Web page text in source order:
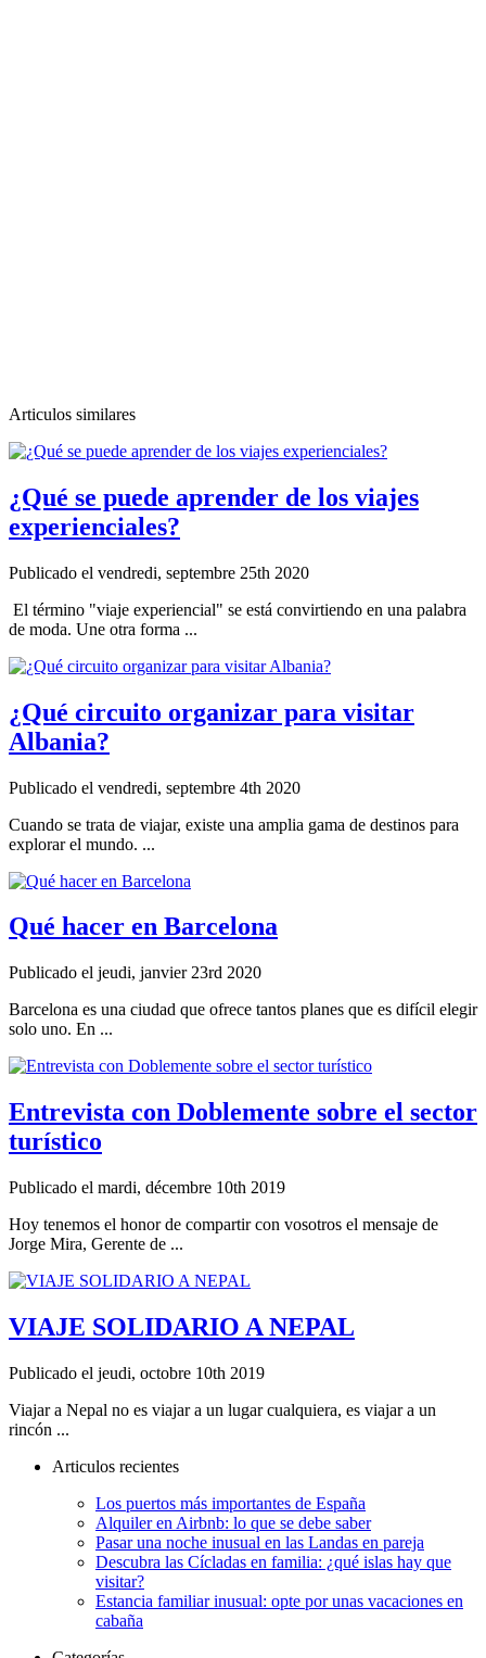
Articulos similares
¿Qué se puede aprender de los viajes
experienciales?
Publicado el vendredi, septembre 25th 2020
El término "viaje experiencial" se está convirtiendo en una palabra
de moda. Une otra forma ...
¿Qué circuito organizar para visitar
Albania?
Publicado el vendredi, septembre 4th 2020
Cuando se trata de viajar, existe una amplia gama de destinos para
explorar el mundo. ...
Qué hacer en Barcelona
Publicado el jeudi, janvier 23rd 2020
Barcelona es una ciudad que ofrece tantos planes que es difícil elegir
solo uno. En ...
Entrevista con Doblemente sobre el sector
turístico
Publicado el mardi, décembre 10th 2019
Hoy tenemos el honor de compartir con vosotros el mensaje de
Jorge Mira, Gerente de ...
VIAJE SOLIDARIO A NEPAL
Publicado el jeudi, octobre 10th 2019
Viajar a Nepal no es viajar a un lugar cualquiera, es viajar a un
rincón ...
Articulos recientes
Los puertos más importantes de España
Alquiler en Airbnb: lo que se debe saber
Pasar una noche inusual en las Landas en pareja
Descubra las Cícladas en familia: ¿qué islas hay que
visitar?
Estancia familiar inusual: opte por unas vacaciones en
cabaña